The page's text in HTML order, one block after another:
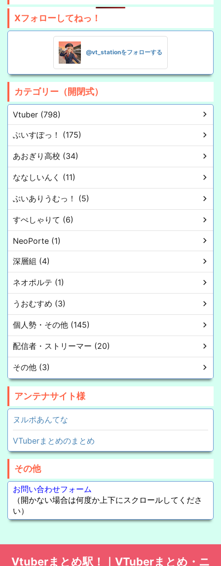
Xフォローしてねっ！
@vt_stationをフォローする
カテゴリー（開閉式）
Vtuber (798)
ぶいすぽっ！ (175)
あおぎり高校 (34)
ななしいんく (11)
ぶいありうむっ！ (5)
すぺしゃりて (6)
NeoPorte (1)
深層組 (4)
ネオポルテ (1)
うおむすめ (3)
個人勢・その他 (145)
配信者・ストリーマー (20)
その他 (3)
アンテナサイト様
ヌルポあんてな
VTuberまとめのまとめ
その他
お問い合わせフォーム
（開かない場合は何度か上下にスクロールしてくださ
い）
Vtuberまとめ駅！｜VTuberまとめ・ニ